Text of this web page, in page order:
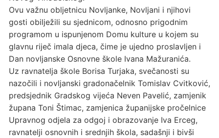
Ovu važnu obljetnicu Novljanke, Novljani i njihovi
gosti obilježili su sjednicom, odnosno prigodnim
programom u ispunjenom Domu kulture u kojem su
glavnu riječ imala djeca, čime je ujedno proslavljen i
Dan novljanske Osnovne škole Ivana Mažuranića.
Uz ravnatelja škole Borisa Turjaka, svečanosti su
nazočili i novljanski gradonačelnik Tomislav Cvitković,
predsjednik Gradskog vijeća Neven Pavelić, zamjenik
župana Toni Štimac, zamjenica županijske pročelnice
Upravnog odjela za odgoj i obrazovanje Iva Erceg,
ravnatelji osnovnih i srednjih škola, sadašnji i bivši